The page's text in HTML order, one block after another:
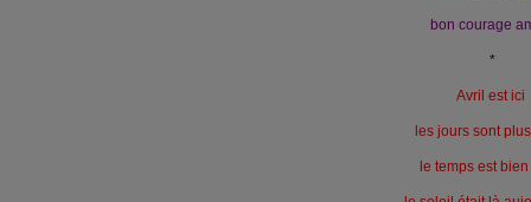
bon courage
*
Avril est ici
les jours sont
le temps est